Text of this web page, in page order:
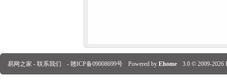
易网之家 - 联系我们 - 赣ICP备09008699号 Powered by Ehome 3.0 © 2009-2026